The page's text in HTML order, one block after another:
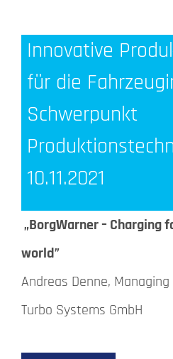
Innovative
für die
Schwerpunkt
10.11.2021
„BorgWarner – Charging
world”
Andreas Denne,
Turbo Systems GmbH